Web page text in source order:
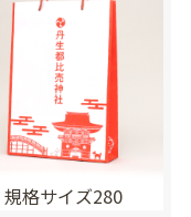
規格サイズ280